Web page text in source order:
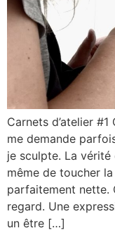
Carnets d’atelier
me demande
je sculpte. La
même de toucher
parfaitement nette.
regard. Une
un être […]